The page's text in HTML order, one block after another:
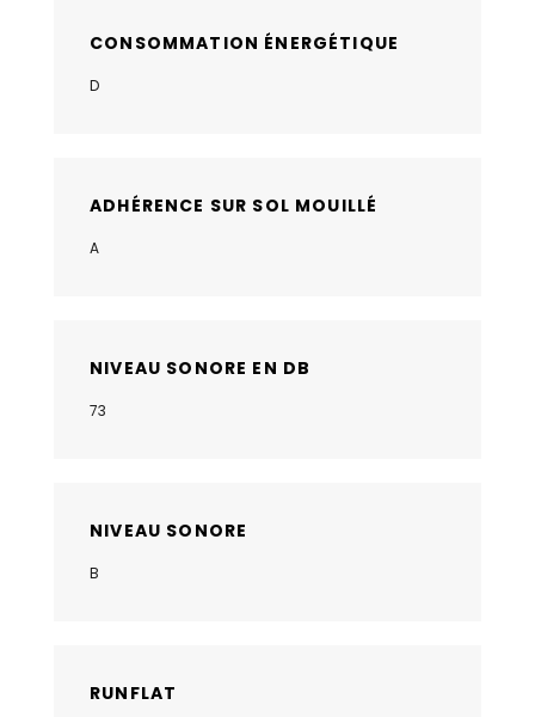
CONSOMMATION ÉNERGÉTIQUE
D
ADHÉRENCE SUR SOL MOUILLÉ
A
NIVEAU SONORE EN DB
73
NIVEAU SONORE
B
RUNFLAT